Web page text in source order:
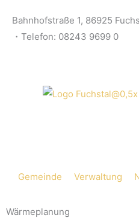
content
Bahnhofstraße 1, 86925
・Telefon: 08243 9699 0
Gemeinde Verwaltung
Wärmeplanung